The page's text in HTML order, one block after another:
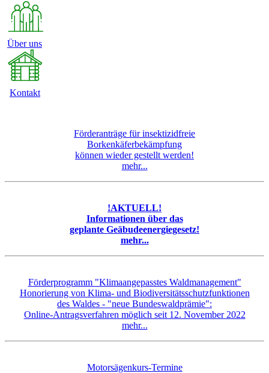
Über uns
Kontakt
Förderanträge für insektizidfreie
Borkenkäferbekämpfung
können wieder gestellt werden!
mehr...
!AKTUELL!
Informationen über das
geplante Geäbudeenergiegesetz!
mehr...
Förderprogramm "Klimaangepasstes Waldmanagement"
Honorierung von Klima- und Biodiversitätsschutzfunktionen
des Waldes - "neue Bundeswaldprämie":
Online-Antragsverfahren möglich seit 12. November 2022
mehr...
Motorsägenkurs-Termine